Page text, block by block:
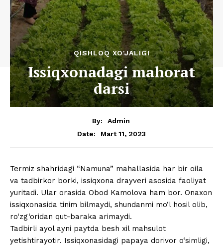
QISHLOQ XO'JALIGI
Issiqxonadagi mahorat
darsi
By:
Admin
Date:
Mart 11, 2023
Termiz shahridagi “Namuna” mahallasida har bir oila
va tadbirkor borki, issiqxona drayveri asosida faoliyat
yuritadi. Ular orasida Obod Kamolova ham bor. Onaxon
issiqxonasida tinim bilmaydi, shundanmi mo‘l hosil olib,
ro‘zg‘oridan qut-baraka arimaydi.
Tadbirli ayol ayni paytda besh xil mahsulot
yetishtirayotir. Issiqxonasidagi papaya dorivor o‘simligi,